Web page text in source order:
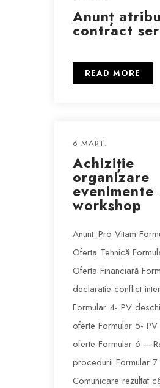
Anunț
contract
READ MORE
6 MART.
Achiziție
organizare
evenimente
workshop
Anunt_Pro Vitam
Oferta Tehnică
Oferta Financiară
declaratie conflict
Formular 4- PV
oferte Formular 5- PV
oferte Formular 6 –
procedurii Formular
Comunicare rezultat